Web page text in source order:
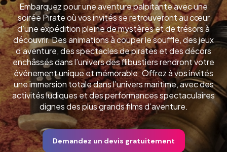
Embarquez pour une aventure palpitante avec une
soirée Pirate où vos invités se retrouveront au cœur
d’une expédition pleine de mystères et de trésors à
découvrir. Des animations à couper le souffle, des jeux
d’aventure, des spectacles de pirates et des décors
enchâssés dans l’univers des flibustiers rendront votre
événement unique et mémorable. Offrez à vos invités
une immersion totale dans l’univers maritime, avec des
activités ludiques et des performances spectaculaires
dignes des plus grands films d’aventure.
Demandez un devis gratuitement